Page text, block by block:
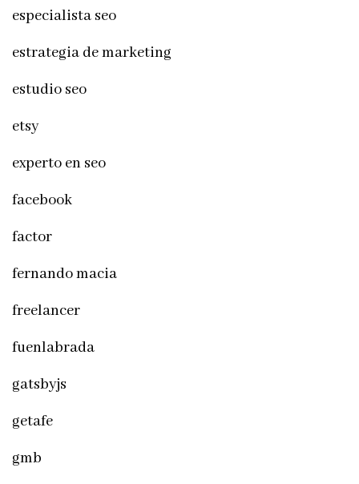
especialista seo
estrategia de marketing
estudio seo
etsy
experto en seo
facebook
factor
fernando macia
freelancer
fuenlabrada
gatsbyjs
getafe
gmb